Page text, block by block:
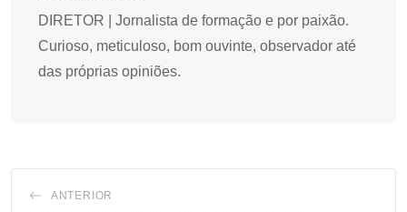
DIRETOR | Jornalista de formação e por paixão.
Curioso, meticuloso, bom ouvinte, observador até
das próprias opiniões.
ANTERIOR